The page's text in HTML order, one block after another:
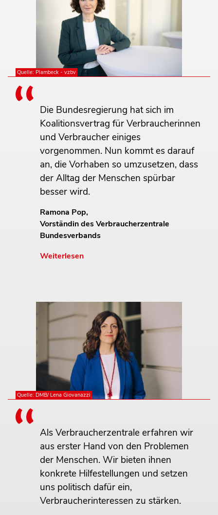
Quelle: Plambeck - vzbv
Die Bundesregierung hat sich im
Koalitionsvertrag für Verbraucherinnen
und Verbraucher einiges
vorgenommen. Nun kommt es darauf
an, die Vorhaben so umzusetzen, dass
der Alltag der Menschen spürbar
besser wird.
Ramona Pop,
Vorständin des Verbraucherzentrale
Bundesverbands
Weiterlesen
Quelle: DMB/ Lena Giovanazzi
Als Verbraucherzentrale erfahren wir
aus erster Hand von den Problemen
der Menschen. Wir bieten ihnen
konkrete Hilfestellungen und setzen
uns politisch dafür ein,
Verbraucherinteressen zu stärken.